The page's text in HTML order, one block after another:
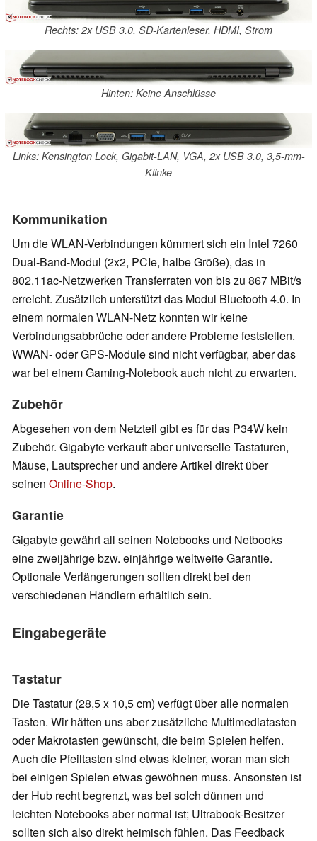
Rechts: 2x USB 3.0, SD-Kartenleser, HDMI, Strom
Hinten: Keine Anschlüsse
Links: Kensington Lock, Gigabit-LAN, VGA, 2x USB 3.0, 3,5-mm-
Klinke
Kommunikation
Um die WLAN-Verbindungen kümmert sich ein Intel 7260
Dual-Band-Modul (2x2, PCIe, halbe Größe), das in
802.11ac-Netzwerken Transferraten von bis zu 867 MBit/s
erreicht. Zusätzlich unterstützt das Modul Bluetooth 4.0. In
einem normalen WLAN-Netz konnten wir keine
Verbindungsabbrüche oder andere Probleme feststellen.
WWAN- oder GPS-Module sind nicht verfügbar, aber das
war bei einem Gaming-Notebook auch nicht zu erwarten.
Zubehör
Abgesehen von dem Netzteil gibt es für das P34W kein
Zubehör. Gigabyte verkauft aber universelle Tastaturen,
Mäuse, Lautsprecher und andere Artikel direkt über
seinen Online-Shop.
Garantie
Gigabyte gewährt all seinen Notebooks und Netbooks
eine zweijährige bzw. einjährige weltweite Garantie.
Optionale Verlängerungen sollten direkt bei den
verschiedenen Händlern erhältlich sein.
Eingabegeräte
Tastatur
Die Tastatur (28,5 x 10,5 cm) verfügt über alle normalen
Tasten. Wir hätten uns aber zusätzliche Multimediatasten
oder Makrotasten gewünscht, die beim Spielen helfen.
Auch die Pfeiltasten sind etwas kleiner, woran man sich
bei einigen Spielen etwas gewöhnen muss. Ansonsten ist
der Hub recht begrenzt, was bei solch dünnen und
leichten Notebooks aber normal ist; Ultrabook-Besitzer
sollten sich also direkt heimisch fühlen. Das Feedback